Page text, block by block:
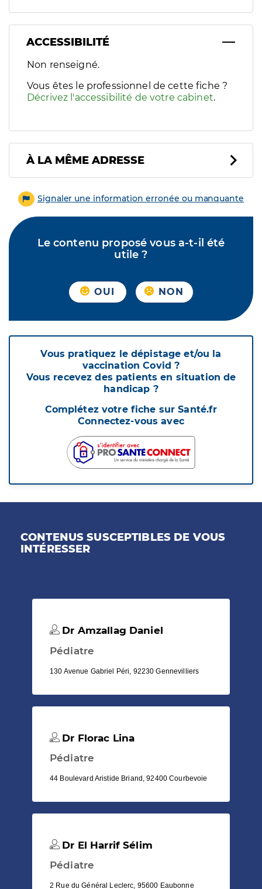
ACCESSIBILITÉ
Filtres
Sélectionnez un ou plusieurs handicaps/besoins
Non renseigné.
Vous êtes le professionnel de cette fiche ?
Décrivez l'accessibilité de votre cabinet.
À LA MÊME ADRESSE
Signaler une information erronée ou manquante
Le contenu proposé vous a-t-il été
utile ?
OUI NON
Vous pratiquez le dépistage et/ou la
vaccination Covid ?
Vous recevez des patients en situation de
handicap ?
Complétez votre fiche sur Santé.fr
Connectez-vous avec
CONTENUS SUSCEPTIBLES DE VOUS
INTÉRESSER
Dr Amzallag Daniel
Pédiatre
130 Avenue Gabriel Péri, 92230 Gennevilliers
Dr Florac Lina
Pédiatre
44 Boulevard Aristide Briand, 92400 Courbevoie
Dr El Harrif Sélim
Pédiatre
2 Rue du Général Leclerc, 95600 Eaubonne